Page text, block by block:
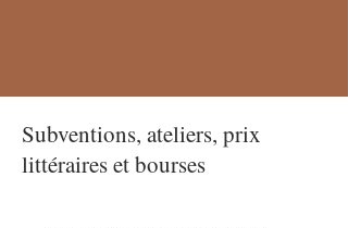
Subventions, ateliers, prix
littéraires et bourses